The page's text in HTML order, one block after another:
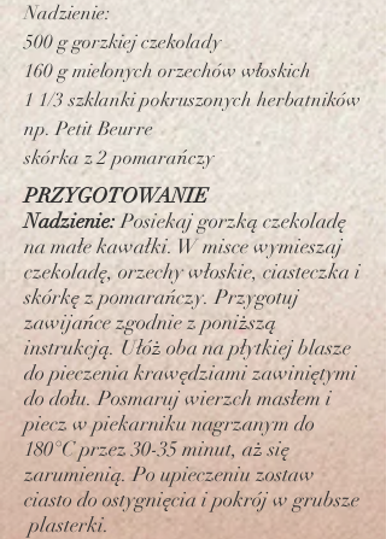
Nadzienie:
500 g gorzkiej czekolady
160 g mielonych orzechów włoskich
1 1/3 szklanki pokruszonych herbatników
np. Petit Beurre
skórka z 2 pomarańczy
PRZYGOTOWANIE
Nadzienie:Posiekaj gorzką czekoladę
na małe kawałki. W misce wymieszaj
czekoladę, orzechy włoskie, ciasteczka i
skórkę z pomarańczy. Przygotuj
zawijańce zgodnie z poniższą
instrukcją. Ułóż oba na płytkiej blasze
do pieczenia krawędziami zawiniętymi
do dołu. Posmaruj wierzch masłem i
piecz w piekarniku nagrzanym do
180°C przez 30-35 minut, aż się
zarumienią. Po upieczeniu zostaw
ciasto do ostygnięcia i pokrój w grubsze
plasterki.